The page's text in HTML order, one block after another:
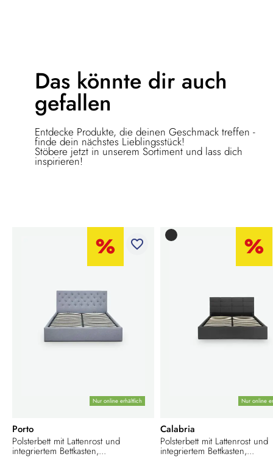
Das könnte dir auch
gefallen
Entdecke Produkte, die deinen Geschmack treffen -
finde dein nächstes Lieblingsstück!
Stöbere jetzt in unserem Sortiment und lass dich
inspirieren!
Nur online erhältlich
favorite_border
Porto
Polsterbett mit Lattenrost und
integriertem Bettkasten,...
Nur online
Calabria
Polsterbett mit Lattenrost und
integriertem Bettkasten,...